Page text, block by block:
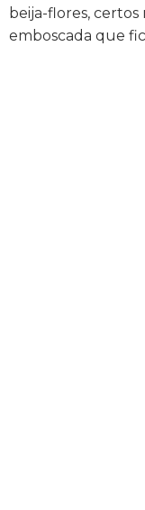
beija-flores,
emboscada que